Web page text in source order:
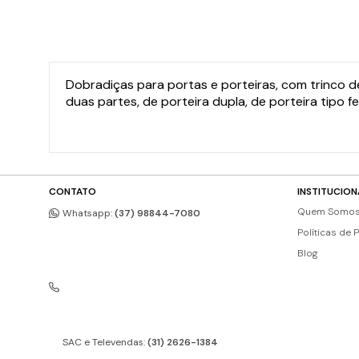
Dobradiças para portas e porteiras, com trinco de correr.
duas partes, de porteira dupla, de porteira tipo
CONTATO
Whatsapp:(37) 98844-7080
SAC e Televendas:(31) 2626-1384
Quem Somos
Políticas de
Blog